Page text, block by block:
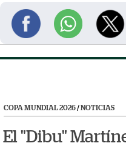
COPA MUNDIAL 2026/NOTICIAS
El "Dibu"